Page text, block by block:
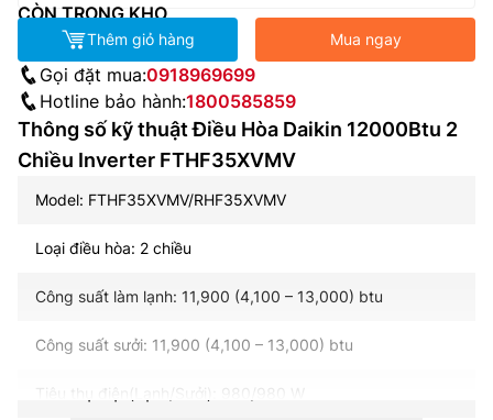
CÒN TRONG KHO
Thêm giỏ hàng Mua ngay
Gọi đặt mua:0918969699
Hotline bảo hành:1800585859
Thông số kỹ thuật Điều Hòa Daikin 12000Btu 2
Chiều Inverter FTHF35XVMV
Model: FTHF35XVMV/RHF35XVMV
Loại điều hòa: 2 chiều
Công suất làm lạnh: 11,900 (4,100 – 13,000) btu
Công suất sưởi: 11,900 (4,100 – 13,000) btu
Tiêu thụ điện(Lạnh/Sưởi): 980/980 W